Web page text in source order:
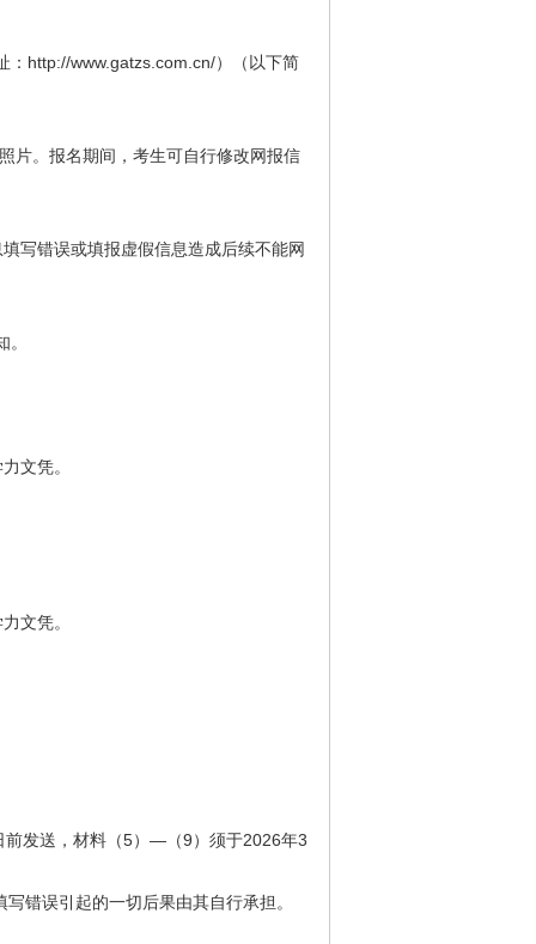
：http://www.gatzs.com.cn/）（以下简
片。报名期间，考生可自行修改网报信
写错误或填报虚假信息造成后续不能网
文凭。
文凭。
前发送，材料（5）—（9）须于2026年3
错误引起的一切后果由其自行承担。